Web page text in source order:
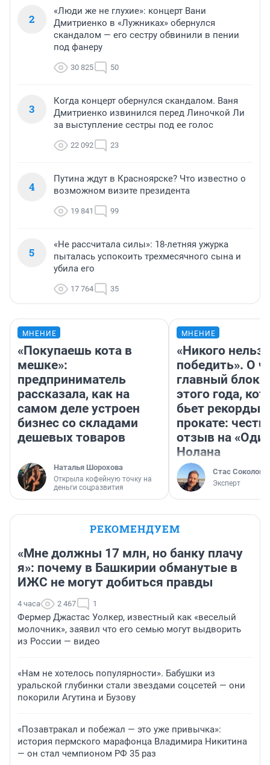
2
«Люди же не глухие»: концерт Вани
Дмитриенко в «Лужниках» обернулся
скандалом — его сестру обвинили в пении
под фанеру
30 825 50
3
Когда концерт обернулся скандалом. Ваня
Дмитриенко извинился перед Линочкой Ли
за выступление сестры под ее голос
22 092 23
4
Путина ждут в Красноярске? Что известно о
возможном визите президента
19 841 99
5
«Не рассчитала силы»: 18-летняя ужурка
пыталась успокоить трехмесячного сына и
убила его
17 764 35
МНЕНИЕ
«Покупаешь кота в
мешке»:
предприниматель
рассказала, как на
самом деле устроен
бизнес со складами
дешевых товаров
Наталья Шорохова
Открыла кофейную точку на
деньги соцразвития
МНЕНИЕ
«Никого нельзя
победить». О
главный
этого года,
бьет рекорды в
прокате:
отзыв на
Нолана
Стас Соколов
Эксперт
РЕКОМЕНДУЕМ
«Мне должны 17 млн, но банку плачу
я»: почему в Башкирии обманутые в
ИЖС не могут добиться правды
4 часа 2 467 1
Фермер Джастас Уолкер, известный как «веселый
молочник», заявил что его семью могут выдворить
из России — видео
«Нам не хотелось популярности». Бабушки из
уральской глубинки стали звездами соцсетей — они
покорили Агутина и Бузову
«Позавтракал и побежал — это уже привычка»:
история пермского марафонца Владимира Никитина
— он стал чемпионом РФ 35 раз